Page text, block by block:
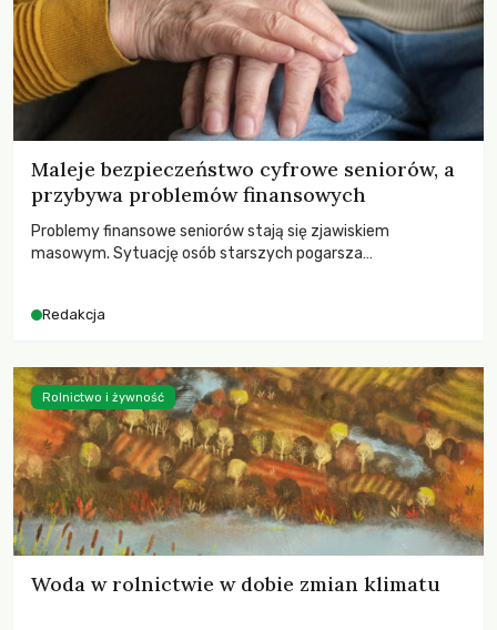
Maleje bezpieczeństwo cyfrowe seniorów, a
przybywa problemów finansowych
Problemy finansowe seniorów stają się zjawiskiem
masowym. Sytuację osób starszych pogarsza
Redakcja
Woda w rolnictwie w dobie zmian klimatu
Rolnictwo i żywność